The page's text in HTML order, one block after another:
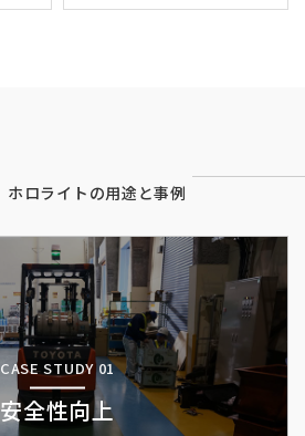
ホロライトの用途と事例
CASE STUDY 01
安全性向上